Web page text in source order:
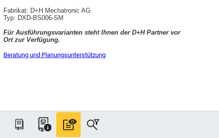
Fabrikat: D+H Mechatronic AG
Typ: DXD-BS006-SM
Für Ausführungsvarianten steht Ihnen der D+H Partner vor
Ort zur Verfügung.
Beratung und Planungsunterstützung